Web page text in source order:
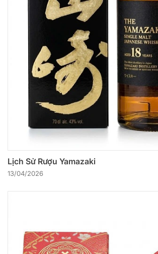
Lịch Sử Rượu Yamazaki
13/04/2026